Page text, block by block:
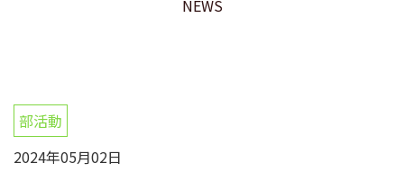
NEWS
部活動
2024年05月02日